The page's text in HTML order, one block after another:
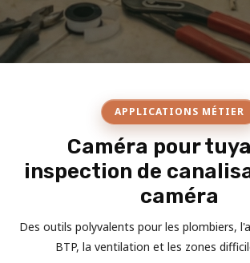
APPLICATIONS MÉTIER
Caméra pour
inspection de
caméra
Des outils polyvalents pour les plombiers,
BTP, la ventilation et les zones